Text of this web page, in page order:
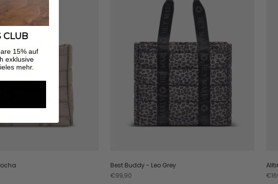
Best Buddy - Leo Grey
Angebot
€99,90
CLUB
15% auf
exklusive
mehr.